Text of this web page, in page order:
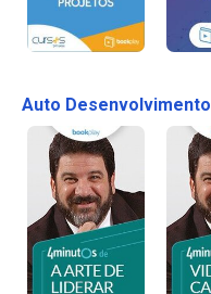
Auto Desenvolvimento